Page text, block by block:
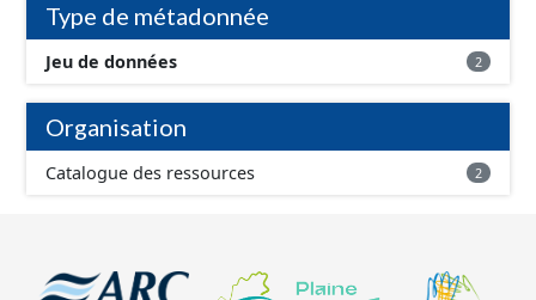
Type de métadonnée
Jeu de données 2
Organisation
Catalogue des ressources 2